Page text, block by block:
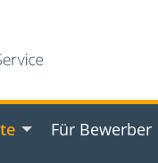
Für Bewerber